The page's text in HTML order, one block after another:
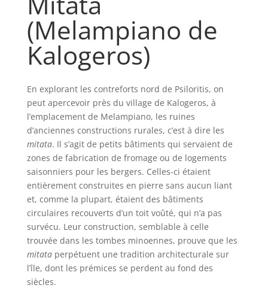
(Melampiano de
Kalogeros)
En explorant les contreforts nord de Psiloritis, on
peut apercevoir près du village de Kalogeros, à
l’emplacement de Melampiano, les ruines
d’anciennes constructions rurales, c’est à dire les
mitata. Il s’agit de petits bâtiments qui servaient de
zones de fabrication de fromage ou de logements
saisonniers pour les bergers. Celles-ci étaient
entièrement construites en pierre sans aucun liant
et, comme la plupart, étaient des bâtiments
circulaires recouverts d’un toit voûté, qui n’a pas
survécu. Leur construction, semblable à celle
trouvée dans les tombes minoennes, prouve que les
mitataperpétuent une tradition architecturale sur
l’île, dont les prémices se perdent au fond des
siècles.